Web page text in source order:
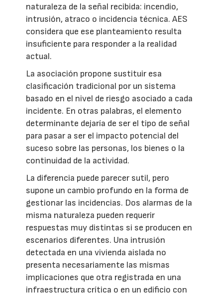
naturaleza de la señal recibida: incendio,
intrusión, atraco o incidencia técnica. AES
considera que ese planteamiento resulta
insuficiente para responder a la realidad
actual.
La asociación propone sustituir esa
clasificación tradicional por un sistema
basado en el nivel de riesgo asociado a cada
incidente. En otras palabras, el elemento
determinante dejaría de ser el tipo de señal
para pasar a ser el impacto potencial del
suceso sobre las personas, los bienes o la
continuidad de la actividad.
La diferencia puede parecer sutil, pero
supone un cambio profundo en la forma de
gestionar las incidencias. Dos alarmas de la
misma naturaleza pueden requerir
respuestas muy distintas si se producen en
escenarios diferentes. Una intrusión
detectada en una vivienda aislada no
presenta necesariamente las mismas
implicaciones que otra registrada en una
infraestructura crítica o en un edificio con